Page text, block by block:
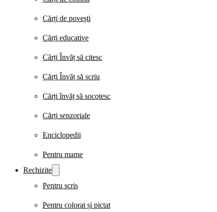
Cărți de povești
Cărți educative
Cărți Învăț să citesc
Cărți Învăț să scriu
Cărți învăț să socotesc
Cărți senzoriale
Enciclopedii
Pentru mame
Rechizite
Pentru scris
Pentru colorat și pictat